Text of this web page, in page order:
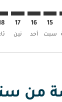
15
سبت
16
أحد
17
نين
من